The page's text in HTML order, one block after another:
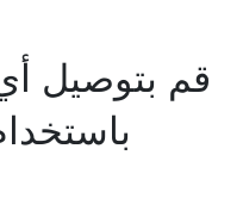
قم بتوصيل